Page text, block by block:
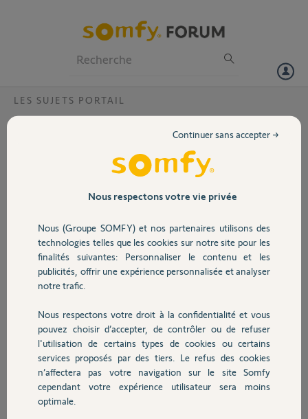
Volet
Sécurité
Domotique
Chauffage
Autres produits
LES SUJETS PORTAIL
Voyant rouge "statut" allumé sur moteur
Le voyant "Statut" est toujours rouge. Est-ce normal.
Les 2 autres voyants suivants sont verts.
sauvegarde ? Est-ce normal que le voyant "Statut" reste en rouge ?
Que cela veut-il dire ? Merci pour votre réponse.
Merci,
Participer au fil de discussion
Réponses
Nous respectons votre vie privée
Nous (Groupe SOMFY) et nos partenaires utilisons des
technologies telles que les cookies sur notre site pour les
finalités suivantes: Personnaliser le contenu et les
publicités, offrir une expérience personnalisée et analyser
notre trafic.
Nous respectons votre droit à la confidentialité et vous
pouvez choisir d’accepter, de contrôler ou de refuser
l'utilisation de certains types de cookies ou certains
services proposés par des tiers. Le refus des cookies
n’affectera pas votre navigation sur le site Somfy
cependant votre expérience utilisateur sera moins
optimale.
Continuer sans accepter →